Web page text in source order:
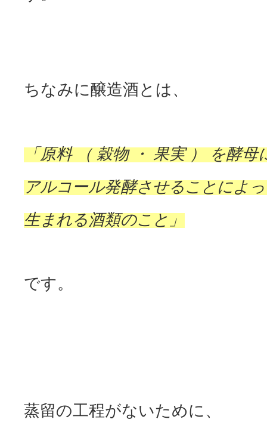
ちなみに醸造酒とは、
「原料 （ 穀物 ・ 果実 ） を酵母
アルコール発酵させることによ
生まれる酒類のこと」
です。
蒸留の工程がないために、